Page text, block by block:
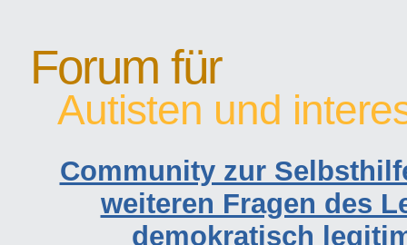
Forum für
Autisten und
Community zur
weiteren Fragen des
demokratisch